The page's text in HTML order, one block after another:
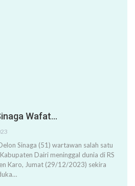
Wafat…
Sinaga (51) wartawan salah satu
Dairi meninggal dunia di RS
Karo, Jumat (29/12/2023) sekira